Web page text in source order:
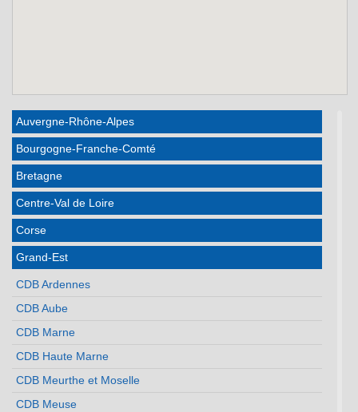
Auvergne-Rhône-Alpes
Bourgogne-Franche-Comté
Bretagne
Centre-Val de Loire
Corse
Grand-Est
CDB Ardennes
CDB Aube
CDB Marne
CDB Haute Marne
CDB Meurthe et Moselle
CDB Meuse